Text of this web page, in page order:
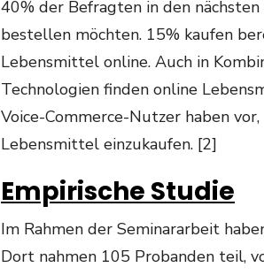
40% der Befragten in den
bestellen möchten. 15% kaufen
Lebensmittel online. Auch in
Technologien finden online
Voice-Commerce-Nutzer haben
Lebensmittel einzukaufen. [2]
Empirische Studie
Im Rahmen der Seminararbeit
Dort nahmen 105 Probanden teil,